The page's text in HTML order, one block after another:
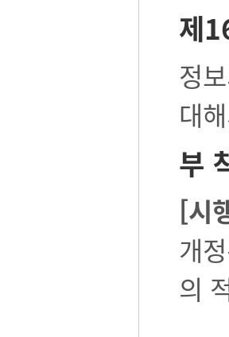
제
정
대
부
[시
개
의